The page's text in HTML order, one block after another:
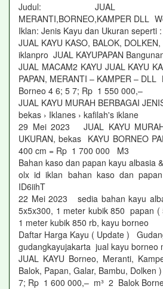
Judul: JUAL
MERANTI,BORNEO,KAMPER DLL
Iklan: Jenis Kayu dan Ukuran seperti :
JUAL KAYU KASO, BALOK,
iklanpro JUAL KAYUPAPAN
JUAL MACAM2 KAYU JUAL KAYU
PAPAN, MERANTI – KAMPER –
Borneo 4 6; 5 7; Rp 1 550 000,–
JUAL KAYU MURAH BERBAGAI
bekas › Iklanes › kafilah's iklane
29 Mei 2023 JUAL KAYU
UKURAN, bekas KAYU BORNEO
400 cm = Rp 1 700 000 M3
Bahan kaso dan papan kayu albasia
olx id iklan bahan kaso dan
ID6iihT
22 Mei 2023 sedia bahan kayu
5x5x300, 1 meter kubik 850 papan (
1 meter kubik 850 rb, kayu borneo
Daftar Harga Kayu ( Update )
gudangkayujakarta jual kayu borneo
JUAL KAYU Borneo, Meranti,
Balok, Papan, Galar, Bambu,
7; Rp 1 600 000,– m³ 2 Balok